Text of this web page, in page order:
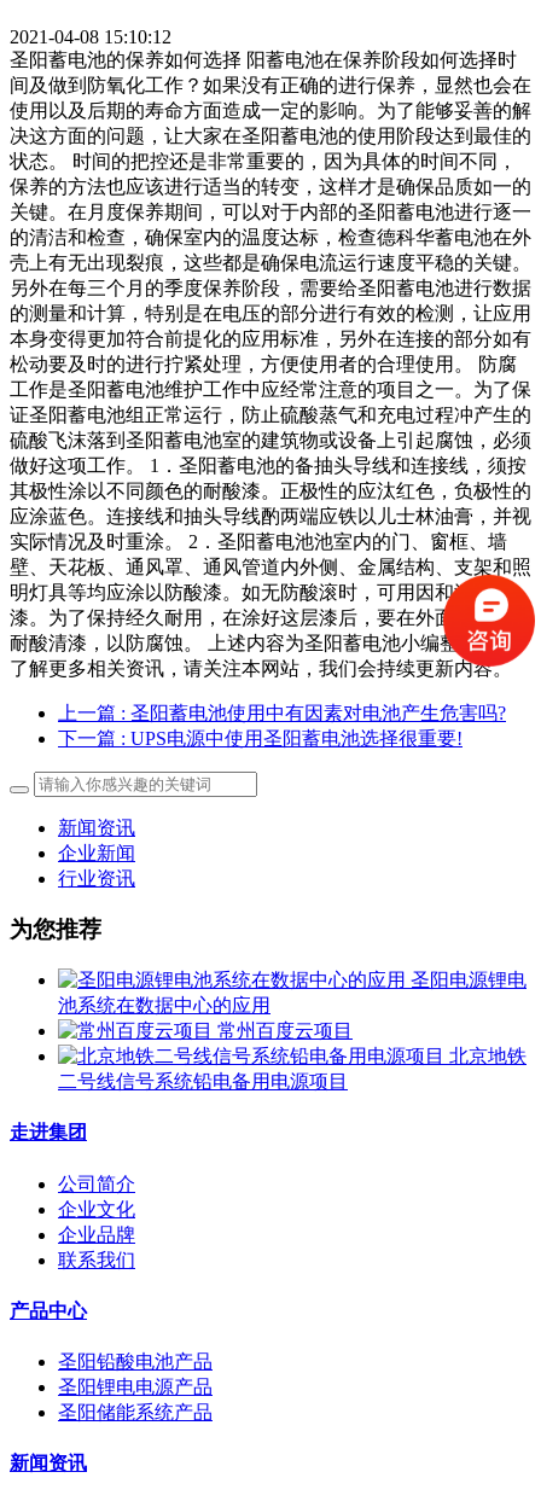
2021-04-08 15:10:12
圣阳蓄电池的保养如何选择 阳蓄电池在保养阶段如何选择时
间及做到防氧化工作？如果没有正确的进行保养，显然也会在
使用以及后期的寿命方面造成一定的影响。为了能够妥善的解
决这方面的问题，让大家在圣阳蓄电池的使用阶段达到最佳的
状态。 时间的把控还是非常重要的，因为具体的时间不同，
保养的方法也应该进行适当的转变，这样才是确保品质如一的
关键。在月度保养期间，可以对于内部的圣阳蓄电池进行逐一
的清洁和检查，确保室内的温度达标，检查德科华蓄电池在外
壳上有无出现裂痕，这些都是确保电流运行速度平稳的关键。
另外在每三个月的季度保养阶段，需要给圣阳蓄电池进行数据
的测量和计算，特别是在电压的部分进行有效的检测，让应用
本身变得更加符合前提化的应用标准，另外在连接的部分如有
松动要及时的进行拧紧处理，方便使用者的合理使用。 防腐
工作是圣阳蓄电池维护工作中应经常注意的项目之一。为了保
证圣阳蓄电池组正常运行，防止硫酸蒸气和充电过程冲产生的
硫酸飞沫落到圣阳蓄电池室的建筑物或设备上引起腐蚀，必须
做好这项工作。 1．圣阳蓄电池的备抽头导线和连接线，须按
其极性涂以不同颜色的耐酸漆。正极性的应汰红色，负极性的
应涂蓝色。连接线和抽头导线酌两端应铁以儿士林油膏，并视
实际情况及时重涂。 2．圣阳蓄电池池室内的门、窗框、墙
壁、天花板、通风罩、通风管道内外侧、金属结构、支架和照
明灯具等均应涂以防酸漆。如无防酸滚时，可用因和漆或资
漆。为了保持经久耐用，在涂好这层漆后，要在外面再综一层
耐酸清漆，以防腐蚀。 上述内容为圣阳蓄电池小编整理，想
了解更多相关资讯，请关注本网站，我们会持续更新内容。
上一篇 : 圣阳蓄电池使用中有因素对电池产生危害吗?
下一篇 : UPS电源中使用圣阳蓄电池选择很重要!
新闻资讯
企业新闻
行业资讯
为您推荐
圣阳电源锂电
池系统在数据中心的应用
常州百度云项目
北京地铁
二号线信号系统铅电备用电源项目
走进集团
公司简介
企业文化
企业品牌
联系我们
产品中心
圣阳铅酸电池产品
圣阳锂电电源产品
圣阳储能系统产品
新闻资讯